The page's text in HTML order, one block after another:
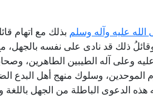
الله عليه وآله وسلم بذلك مع اتهام
ذلك قد نادى على نفسه
وعلى آله الطيبين الطاهرين،
الموحدين، وسلوك منهج أهل البدع
الدعوى الباطلة من الجهل باللغة